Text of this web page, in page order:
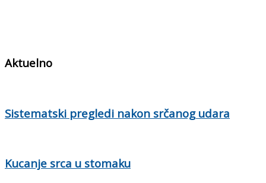
Aktuelno
Sistematski pregledi nakon srčanog udara
Kucanje srca u stomaku